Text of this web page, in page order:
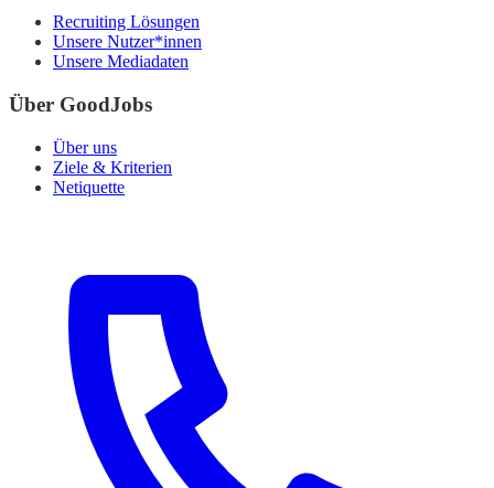
Recruiting Lösungen
Unsere Nutzer*innen
Unsere Mediadaten
Über GoodJobs
Über uns
Ziele & Kriterien
Netiquette